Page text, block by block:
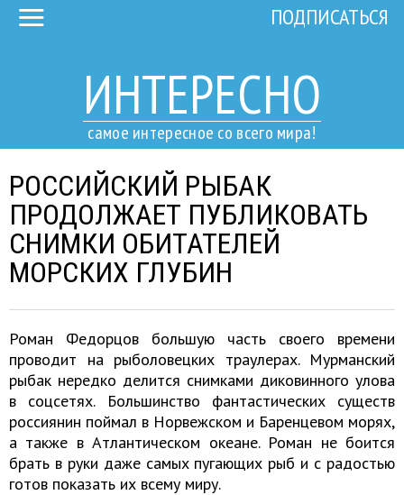
ИНТЕРЕСНО
самое интересное со всего мира!
ПОДПИСАТЬСЯ
РОССИЙСКИЙ РЫБАК
ПРОДОЛЖАЕТ ПУБЛИКОВАТЬ
СНИМКИ ОБИТАТЕЛЕЙ
МОРСКИХ ГЛУБИН
Роман Федорцов большую часть своего времени
проводит на рыболовецких траулерах. Мурманский
рыбак нередко делится снимками диковинного улова
в соцсетях. Большинство фантастических существ
россиянин поймал в Норвежском и Баренцевом морях,
а также в Атлантическом океане. Роман не боится
брать в руки даже самых пугающих рыб и с радостью
готов показать их всему миру.